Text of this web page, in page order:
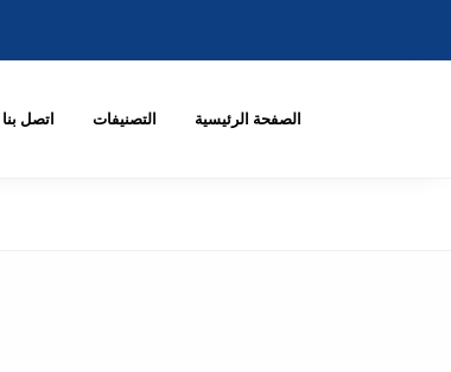
الصفحة الرئيسية التصنيفات اتصل بنا